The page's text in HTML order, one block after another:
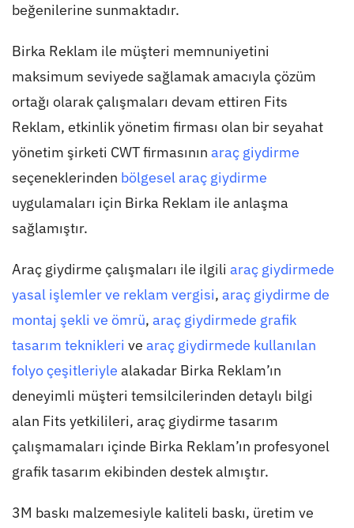
beğenilerine sunmaktadır.
Birka Reklam ile müşteri memnuniyetini
maksimum seviyede sağlamak amacıyla çözüm
ortağı olarak çalışmaları devam ettiren Fits
Reklam, etkinlik yönetim firması olan bir seyahat
yönetim şirketi CWT firmasının araç giydirme
seçeneklerinden bölgesel araç giydirme
uygulamaları için Birka Reklam ile anlaşma
sağlamıştır.
Araç giydirme çalışmaları ile ilgili araç giydirmede
yasal işlemler ve reklam vergisi, araç giydirme de
montaj şekli ve ömrü, araç giydirmede grafik
tasarım teknikleri ve araç giydirmede kullanılan
folyo çeşitleriyle alakadar Birka Reklam’ın
deneyimli müşteri temsilcilerinden detaylı bilgi
alan Fits yetkilileri, araç giydirme tasarım
çalışmamaları içinde Birka Reklam’ın profesyonel
grafik tasarım ekibinden destek almıştır.
3M baskı malzemesiyle kaliteli baskı, üretim ve